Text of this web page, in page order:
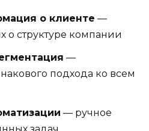
о клиенте —
о структуре компании
—
подхода ко всем
— ручное